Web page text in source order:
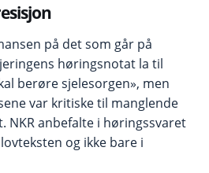
på det som går på
høringsnotat la til
berøre sjelesorgen», men
var kritiske til manglende
NKR anbefalte i høringssvaret
og ikke bare i